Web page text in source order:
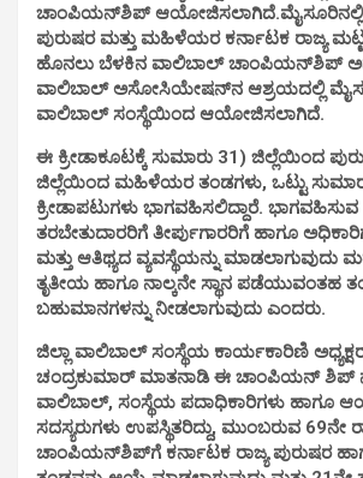
ಚಾಂಪಿಯನ್‌ಶಿಪ್ ಆಯೋಜಿಸಲಾಗಿದೆ.
ಪುರುಷರ ಮತ್ತು ಮಹಿಳೆಯರ ಕರ್ನಾಟಕ ರಾಜ್ಯ
ಹೊನಲು ಬೆಳಕಿನ ವಾಲಿಬಾಲ್ ಚಾಂಪಿಯನ್‌ಶಿಪ್‌
ವಾಲಿಬಾಲ್ ಅಸೋಸಿಯೇಷನ್‌ನ ಆಶ್ರಯದಲ್ಲಿ
ವಾಲಿಬಾಲ್ ಸಂಸ್ಥೆಯಿಂದ ಆಯೋಜಿಸಲಾಗಿದೆ.
ಈ ಕ್ರೀಡಾಕೂಟಕ್ಕೆ ಸುಮಾರು 31) ಜಿಲ್ಲೆಯಿಂದ
ಜಿಲ್ಲೆಯಿಂದ ಮಹಿಳೆಯರ ತಂಡಗಳು, ಒಟ್ಟು
ಕ್ರೀಡಾಪಟುಗಳು ಭಾಗವಹಿಸಲಿದ್ದಾರೆ.
ತರಬೇತುದಾರರಿಗೆ ತೀರ್ಪುಗಾರರಿಗೆ ಹಾಗೂ
ಮತ್ತು ಆತಿಥ್ಯದ ವ್ಯವಸ್ಥೆಯನ್ನು ಮಾಡಲಾಗುವುದು
ತೃತೀಯ ಹಾಗೂ ನಾಲ್ಕನೇ ಸ್ಥಾನ ಪಡೆಯುವಂತಹ
ಬಹುಮಾನಗಳನ್ನು ನೀಡಲಾಗುವುದು ಎಂದರು.
ಜಿಲ್ಲಾ ವಾಲಿಬಾಲ್ ಸಂಸ್ಥೆಯ ಕಾರ್ಯಕಾರಿಣಿ
ಚಂದ್ರಕುಮಾರ್ ಮಾತನಾಡಿ ಈ ಚಾಂಪಿಯನ್‌ ಶಿಪ್‌
ವಾಲಿಬಾಲ್, ಸಂಸ್ಥೆಯ ಪದಾಧಿಕಾರಿಗಳು ಹಾಗೂ
ಸದಸ್ಯರುಗಳು ಉಪಸ್ಥಿತರಿದ್ದು, ಮುಂಬರುವ 69ನೇ
ಚಾಂಪಿಯನ್‌ಶಿಪ್‌ಗೆ ಕರ್ನಾಟಕ ರಾಜ್ಯ ಪುರುಷರ